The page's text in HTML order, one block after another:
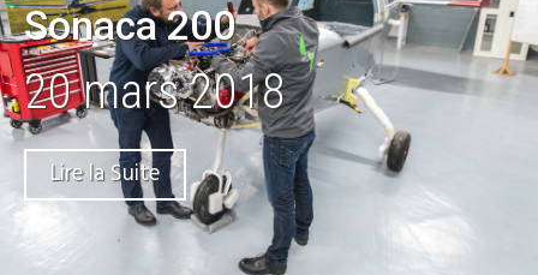
Sonaca 200
20 mars 2018
Lire la Suite